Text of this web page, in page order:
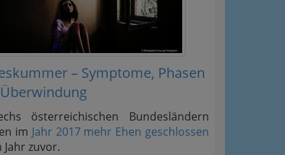
– Symptome, Phasen
österreichischen Bundesländern
im Jahr 2017 mehr Ehen geschlossen
Jahr zuvor.